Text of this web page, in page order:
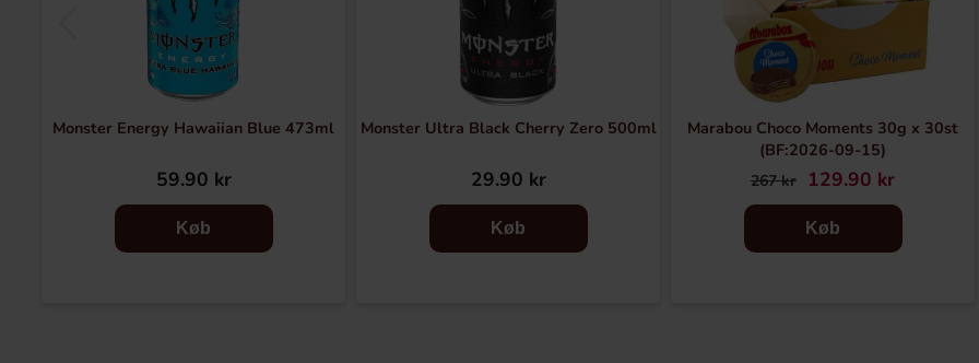
Monster Energy Hawaiian Blue 473ml
59.90 kr
Køb
Monster Ultra Black Cherry Zero 500ml
29.90 kr
Køb
Marabou Choco Moments 30g x 30st
(BF:2026-09-15)
267 kr 129.90 kr
Køb